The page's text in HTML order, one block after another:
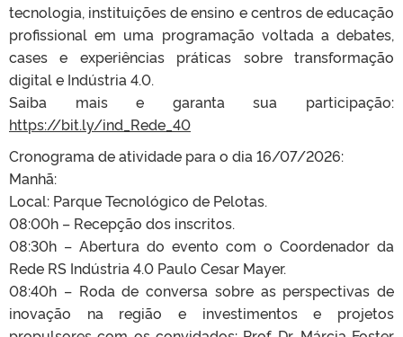
tecnologia, instituições de ensino e centros de educação
profissional em uma programação voltada a debates,
cases e experiências práticas sobre transformação
digital e Indústria 4.0.
Saiba mais e garanta sua participação:
https://bit.ly/ind_Rede_40
Cronograma de atividade para o dia 16/07/2026:
Manhã:
Local: Parque Tecnológico de Pelotas.
08:00h – Recepção dos inscritos.
08:30h – Abertura do evento com o Coordenador da
Rede RS Indústria 4.0 Paulo Cesar Mayer.
08:40h – Roda de conversa sobre as perspectivas de
inovação na região e investimentos e projetos